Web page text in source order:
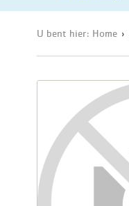
U bent hier: Home